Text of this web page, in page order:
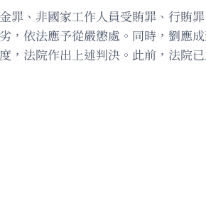
、非國家工作人員受賄罪、行賄
依法應予從嚴懲處。同時，劉應
法院作出上述判決。此前，法院